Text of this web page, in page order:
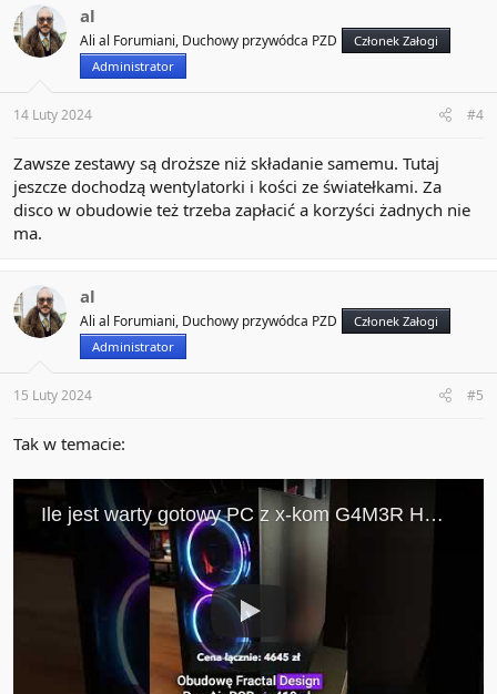
t
i
o
al
Ali al Forumiani, Duchowy przywódca PZD
Członek Załogi
Administrator
14 Luty 2024 #4
Zawsze zestawy są droższe niż składanie samemu. Tutaj
jeszcze dochodzą wentylatorki i kości ze światełkami. Za
disco w obudowie też trzeba zapłacić a korzyści żadnych nie
ma.
al
Ali al Forumiani, Duchowy przywódca PZD
Członek Załogi
Administrator
15 Luty 2024 #5
Tak w temacie: